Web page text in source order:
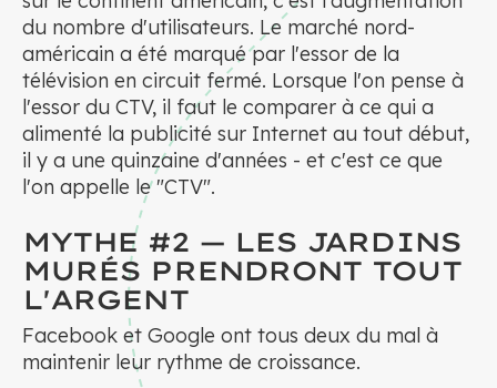
du nombre d'utilisateurs. Le marché nord-
américain a été marqué par l'essor de la
télévision en circuit fermé. Lorsque l'on pense à
l'essor du CTV, il faut le comparer à ce qui a
alimenté la publicité sur Internet au tout début,
il y a une quinzaine d'années - et c'est ce que
l'on appelle le "CTV".
MYTHE #2 — LES JARDINS
MURÉS PRENDRONT TOUT
L'ARGENT
Facebook et Google ont tous deux du mal à
maintenir leur rythme de croissance.